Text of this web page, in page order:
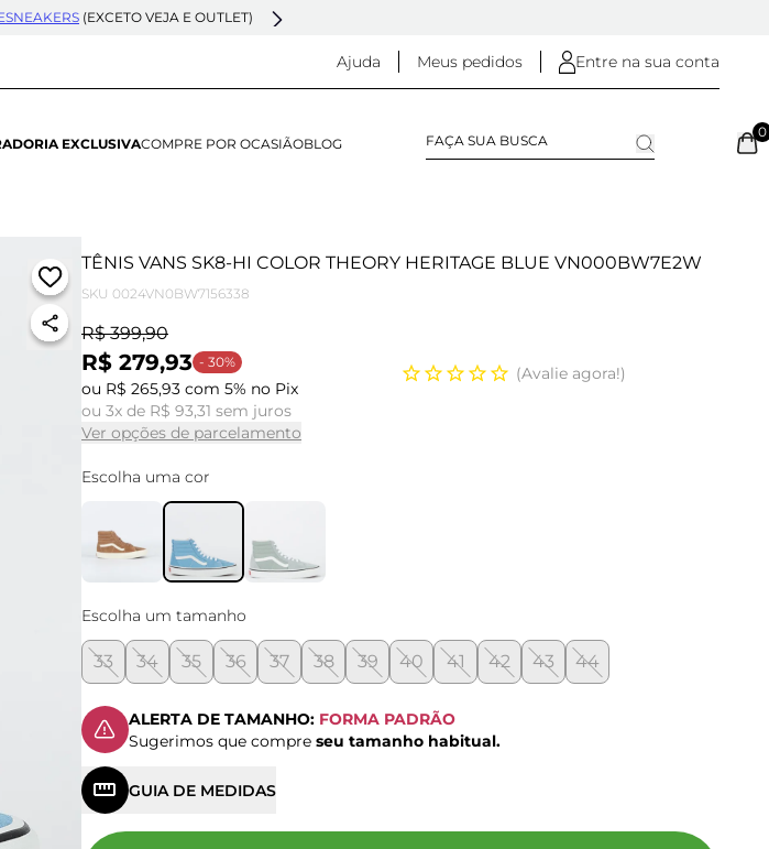
(EXCETO VEJA E OUTLET)
Ajuda Meus pedidos Entre na sua conta
EXCLUSIVACOMPRE POR OCASIÃOBLOG
0
TÊNIS VANS SK8-HI COLOR THEORY HERITAGE BLUE VN000BW7E2W
SKU 0024VN0BW7156338
R$ 399,90
R$ 279,93 - 30%
ou R$ 265,93 com 5% no Pix
ou 3x de R$ 93,31 sem juros
Ver opções de parcelamento
Avalie agora!
Escolha uma cor
Escolha um tamanho
33 34 35 36 37 38 39 40 41 42 43 44
ALERTA DE TAMANHO: FORMA PADRÃO
Sugerimos que compre seu tamanho habitual.
GUIA DE MEDIDAS